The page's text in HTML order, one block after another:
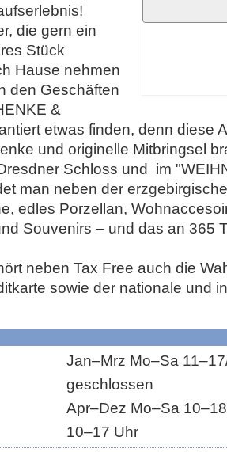
die gern ein
Stück
Hause nehmen
den Geschäften
&
etwas finden, denn diese
und originelle Mitbringsel
Schloss und im
man neben der
edles Porzellan,
Souvenirs – und das an 365
neben Tax Free auch die
sowie der nationale und
Jan–Mrz Mo–Sa
geschlossen
Apr–Dez Mo–Sa
10–17 Uhr